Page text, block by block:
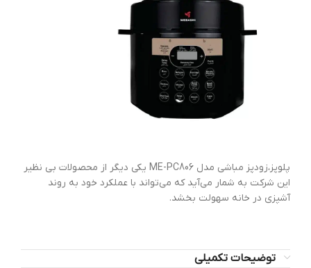
پلوپز،زودپز مباشی مدل ME-PC806 یکی دیگر از محصولات بی نظیر
این شرکت به شمار می‌آید که می‌تواند با عملکرد خود به روند
آشپزی در خانه سهولت بخشد.
توضیحات تکمیلی